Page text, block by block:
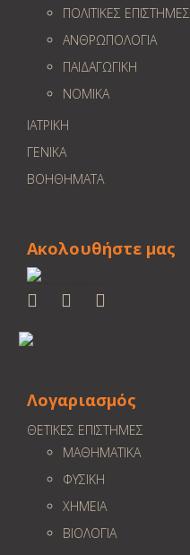
ΠΟΛΙΤΙΚΕΣ ΕΠΙΣΤΗΜΕΣ
ΑΝΘΡΩΠΟΛΟΓΙΑ
ΠΑΙΔΑΓΩΓΙΚΗ
ΝΟΜΙΚΑ
ΙΑΤΡΙΚΗ
ΓΕΝΙΚΑ
ΒΟΗΘΗΜΑΤΑ
Ακολουθήστε μας
Λογαριασμός
ΘΕΤΙΚΕΣ ΕΠΙΣΤΗΜΕΣ
ΜΑΘΗΜΑΤΙΚΑ
ΦΥΣΙΚΗ
ΧΗΜΕΙΑ
ΒΙΟΛΟΓΙΑ